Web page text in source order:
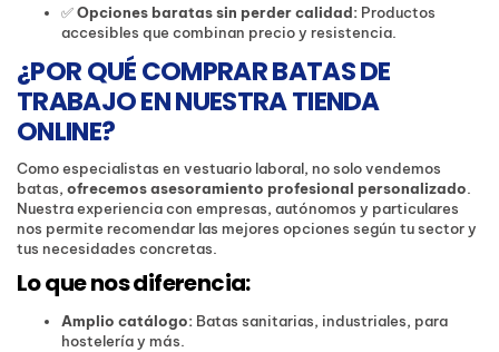
✅Opciones baratas sin perder calidad: Productos
accesibles que combinan precio y resistencia.
¿POR QUÉ COMPRAR BATAS DE
TRABAJO EN NUESTRA TIENDA
ONLINE?
Como especialistas en vestuario laboral, no solo vendemos
batas, ofrecemos asesoramiento profesional personalizado.
Nuestra experiencia con empresas, autónomos y particulares
nos permite recomendar las mejores opciones según tu sector y
tus necesidades concretas.
Lo que nos diferencia:
Amplio catálogo: Batas sanitarias, industriales, para
hostelería y más.